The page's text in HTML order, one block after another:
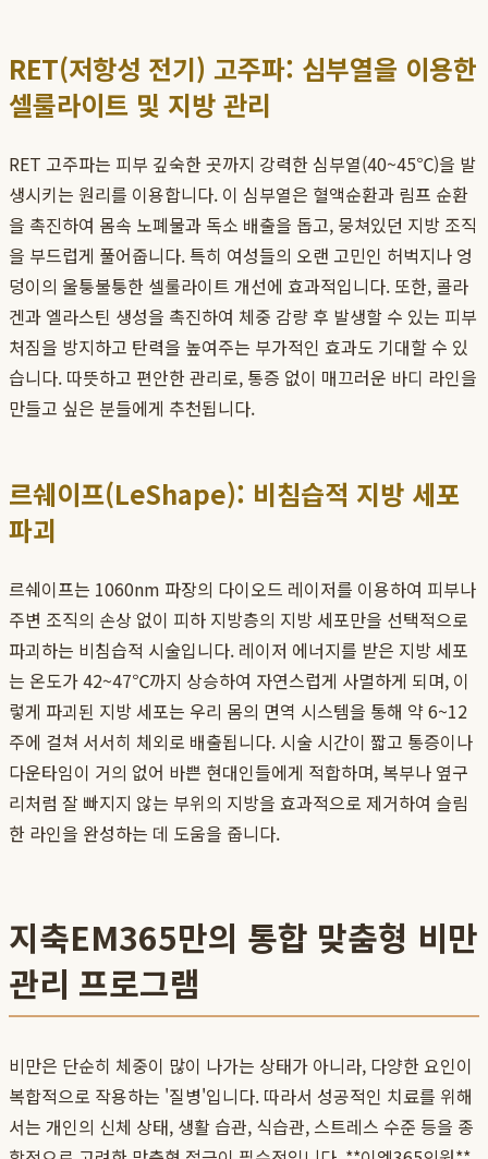
RET(저항성 전기) 고주파: 심부열을 이용한
셀룰라이트 및 지방 관리
RET 고주파는 피부 깊숙한 곳까지 강력한 심부열(40~45℃)을 발
생시키는 원리를 이용합니다. 이 심부열은 혈액순환과 림프 순환
을 촉진하여 몸속 노폐물과 독소 배출을 돕고, 뭉쳐있던 지방 조직
을 부드럽게 풀어줍니다. 특히 여성들의 오랜 고민인 허벅지나 엉
덩이의 울퉁불퉁한 셀룰라이트 개선에 효과적입니다. 또한, 콜라
겐과 엘라스틴 생성을 촉진하여 체중 감량 후 발생할 수 있는 피부
처짐을 방지하고 탄력을 높여주는 부가적인 효과도 기대할 수 있
습니다. 따뜻하고 편안한 관리로, 통증 없이 매끄러운 바디 라인을
만들고 싶은 분들에게 추천됩니다.
르쉐이프(LeShape): 비침습적 지방 세포
파괴
르쉐이프는 1060nm 파장의 다이오드 레이저를 이용하여 피부나
주변 조직의 손상 없이 피하 지방층의 지방 세포만을 선택적으로
파괴하는 비침습적 시술입니다. 레이저 에너지를 받은 지방 세포
는 온도가 42~47℃까지 상승하여 자연스럽게 사멸하게 되며, 이
렇게 파괴된 지방 세포는 우리 몸의 면역 시스템을 통해 약 6~12
주에 걸쳐 서서히 체외로 배출됩니다. 시술 시간이 짧고 통증이나
다운타임이 거의 없어 바쁜 현대인들에게 적합하며, 복부나 옆구
리처럼 잘 빠지지 않는 부위의 지방을 효과적으로 제거하여 슬림
한 라인을 완성하는 데 도움을 줍니다.
지축EM365만의 통합 맞춤형 비만
관리 프로그램
비만은 단순히 체중이 많이 나가는 상태가 아니라, 다양한 요인이
복합적으로 작용하는 '질병'입니다. 따라서 성공적인 치료를 위해
서는 개인의 신체 상태, 생활 습관, 식습관, 스트레스 수준 등을 종